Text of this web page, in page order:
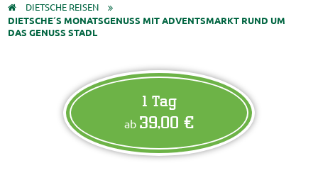
DIETSCHE REISEN
DIETSCHE´S MONATSGENUSS MIT ADVENTSMARKT RUND UM
DAS GENUSS STADL
1 Tag
ab 39,00 €